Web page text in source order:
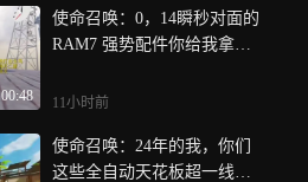
00:48
使命召唤：0，14瞬秒对面的
RAM7 强势配件你给我拿好
11小时前
使命召唤：24年的我，你们
这些全自动天花板超一线不